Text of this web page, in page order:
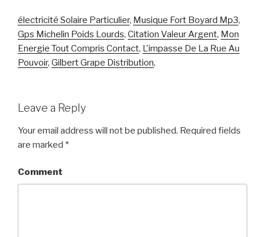
électricité Solaire Particulier, Musique Fort Boyard Mp3,
Gps Michelin Poids Lourds, Citation Valeur Argent, Mon
Energie Tout Compris Contact, L'impasse De La Rue Au
Pouvoir, Gilbert Grape Distribution,
Leave a Reply
Your email address will not be published. Required fields
are marked *
Comment